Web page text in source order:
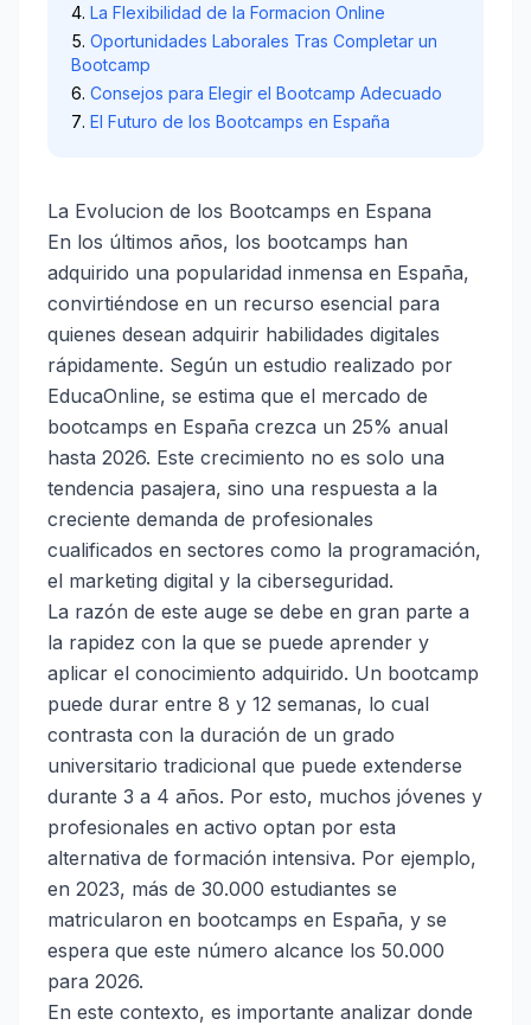
La Flexibilidad de la Formacion Online
Oportunidades Laborales Tras Completar un
Bootcamp
Consejos para Elegir el Bootcamp Adecuado
El Futuro de los Bootcamps en España
La Evolucion de los Bootcamps en Espana
En los últimos años, los bootcamps han
adquirido una popularidad inmensa en España,
convirtiéndose en un recurso esencial para
quienes desean adquirir habilidades digitales
rápidamente. Según un estudio realizado por
EducaOnline, se estima que el mercado de
bootcamps en España crezca un 25% anual
hasta 2026. Este crecimiento no es solo una
tendencia pasajera, sino una respuesta a la
creciente demanda de profesionales
cualificados en sectores como la programación,
el marketing digital y la ciberseguridad.
La razón de este auge se debe en gran parte a
la rapidez con la que se puede aprender y
aplicar el conocimiento adquirido. Un bootcamp
puede durar entre 8 y 12 semanas, lo cual
contrasta con la duración de un grado
universitario tradicional que puede extenderse
durante 3 a 4 años. Por esto, muchos jóvenes y
profesionales en activo optan por esta
alternativa de formación intensiva. Por ejemplo,
en 2023, más de 30.000 estudiantes se
matricularon en bootcamps en España, y se
espera que este número alcance los 50.000
para 2026.
En este contexto, es importante analizar donde